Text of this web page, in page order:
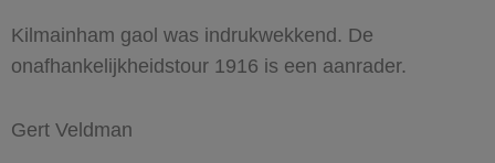
Kilmainham gaol was indrukwekkend. De
onafhankelijkheidstour 1916 is een aanrader.
Gert Veldman